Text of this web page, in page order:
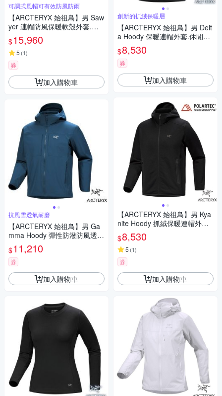
可調式風帽可有效防風防雨
【ARCTERYX 始祖鳥】男 Saw
yer 連帽防風保暖軟殼外套.夾
克.風衣.機車外套/可調式風帽.
刷毛襯裡/ X000009894 黑
$15,960
5 (1)
券
加入購物車
抗風雪透氣耐磨
【ARCTERYX 始祖鳥】男 Ga
mma Hoody 彈性防潑防風透氣
保暖軟殼連帽外套.夾克_X0000
09905 夜色藍
$11,210
券
加入購物車
創新的抓絨保暖層
【ARCTERYX 始祖鳥】男 Delt
a Hoody 保暖連帽外套.休閒運
動夾克/ X000010551 黑
$8,530
券
加入購物車
【ARCTERYX 始祖鳥】男 Kya
nite Hoody 抓絨保暖連帽外套.
夾克_X000008446 黑
$8,530
5 (1)
券
加入購物車